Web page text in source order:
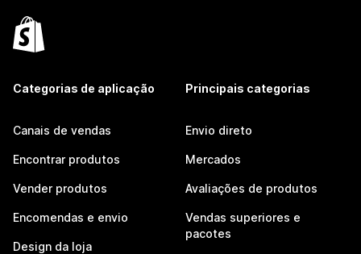
Categorias de aplicação
Canais de vendas
Encontrar produtos
Vender produtos
Encomendas e envio
Design da loja
Principais categorias
Envio direto
Mercados
Avaliações de produtos
Vendas superiores e
pacotes